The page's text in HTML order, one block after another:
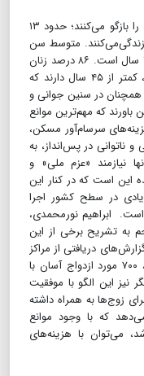
آمارها درخصوص ازدواج، نکات نگران‌کننده‌ای را بازگو می‌کنند؛ حدود‌ ۱۳
‌متوسط سن
ازدواج زنان حدود ۲۳ سال و مردان حدود ۲۸ سال است. ۸۶ درصد زنان
و ۹۶ درصد مردانی که هرگز ازدواج نکرده‌اند، کمتر از ۴۵ سال دارند که
در سنین جوانی و
باورند که مهم‌ترین موانع
سرسام‌آور مسکن،
ناتوانی در پس‌انداز، به
نیازمند ‌«عزم ملی» و
این است که در کنار این
در سطح کشور اجرا
ابراهیم نورمحمدی،
به تشریح برخی از این
دریافتی از مراکز
تحت پوشش شورا، اخیرا در یکی از شهرها، ۷۰۰ مورد ازدواج آسان با
نیز این الگو با موفقیت
زوج‌ها به همراه داشته
که با وجود موانع
می‌توان با هزینه‌های